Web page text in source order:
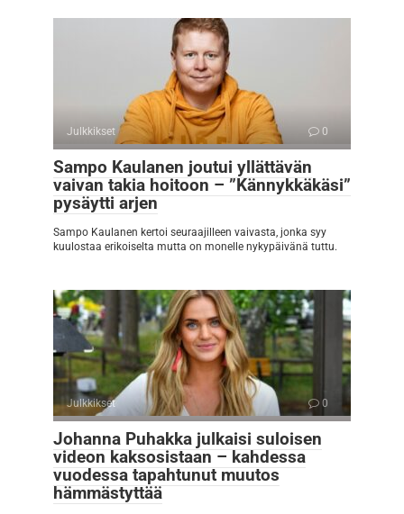
Julkkikset 0
Sampo Kaulanen joutui yllättävän
vaivan takia hoitoon – ”Kännykkäkäsi”
pysäytti arjen
Sampo Kaulanen kertoi seuraajilleen vaivasta, jonka syy
kuulostaa erikoiselta mutta on monelle nykypäivänä tuttu.
Julkkikset 0
Johanna Puhakka julkaisi suloisen
videon kaksosistaan – kahdessa
vuodessa tapahtunut muutos
hämmästyttää